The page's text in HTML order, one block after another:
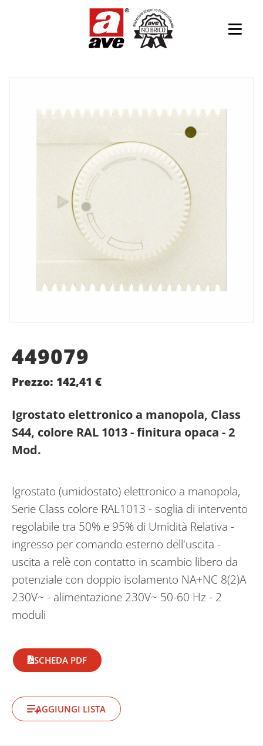
449079
Prezzo: 142,41 €
Igrostato elettronico a manopola, Class
S44, colore RAL 1013 - finitura opaca - 2
Mod.
Igrostato (umidostato) elettronico a manopola,
Serie Class colore RAL1013 - soglia di intervento
regolabile tra 50% e 95% di Umidità Relativa -
ingresso per comando esterno dell'uscita -
uscita a relè con contatto in scambio libero da
potenziale con doppio isolamento NA+NC 8(2)A
230V~ - alimentazione 230V~ 50-60 Hz - 2
moduli
SCHEDA PDF
AGGIUNGI LISTA